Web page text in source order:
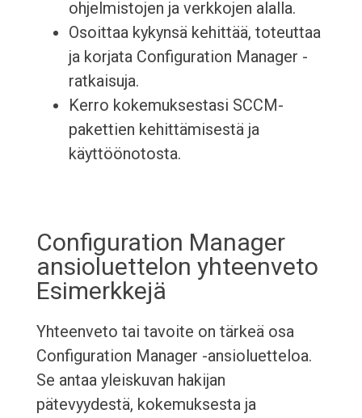
ohjelmistojen ja verkkojen alalla.
Osoittaa kykynsä kehittää, toteuttaa
ja korjata Configuration Manager -
ratkaisuja.
Kerro kokemuksestasi SCCM-
pakettien kehittämisestä ja
käyttöönotosta.
Configuration Manager
ansioluettelon yhteenveto
Esimerkkejä
Yhteenveto tai tavoite on tärkeä osa
Configuration Manager -ansioluetteloa.
Se antaa yleiskuvan hakijan
pätevyydestä, kokemuksesta ja